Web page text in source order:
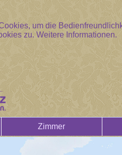
um die
zu.Weitere Informationen.
Zimmer